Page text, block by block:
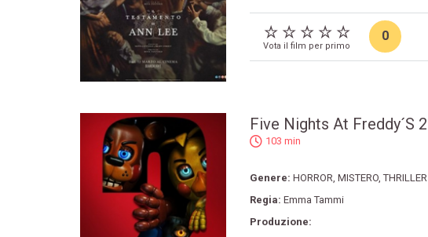
Vota il film per primo
0
Five Nights At Freddy´S 2
103 min
Genere: HORROR, MISTERO,THRILLER
Regia: Emma Tammi
Produzione: